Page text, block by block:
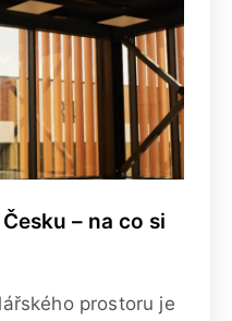
– na co si
prostoru je